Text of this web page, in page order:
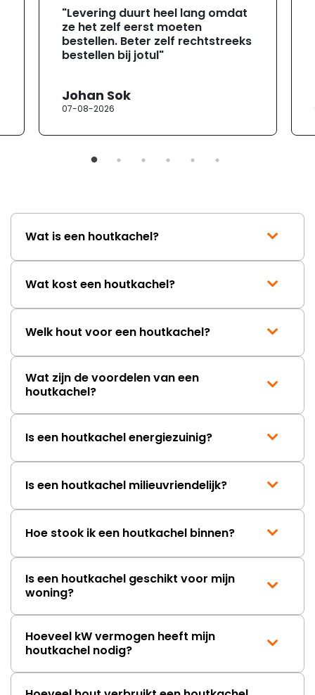
"Levering duurt heel lang omdat
ze het zelf eerst moeten
bestellen. Beter zelf rechtstreeks
bestellen bij jotul"
Johan Sok
07-08-2026
Wat is een houtkachel?
Wat kost een houtkachel?
Welk hout voor een houtkachel?
Wat zijn de voordelen van een
houtkachel?
Is een houtkachel energiezuinig?
Is een houtkachel milieuvriendelijk?
Hoe stook ik een houtkachel binnen?
Is een houtkachel geschikt voor mijn
woning?
Hoeveel kW vermogen heeft mijn
houtkachel nodig?